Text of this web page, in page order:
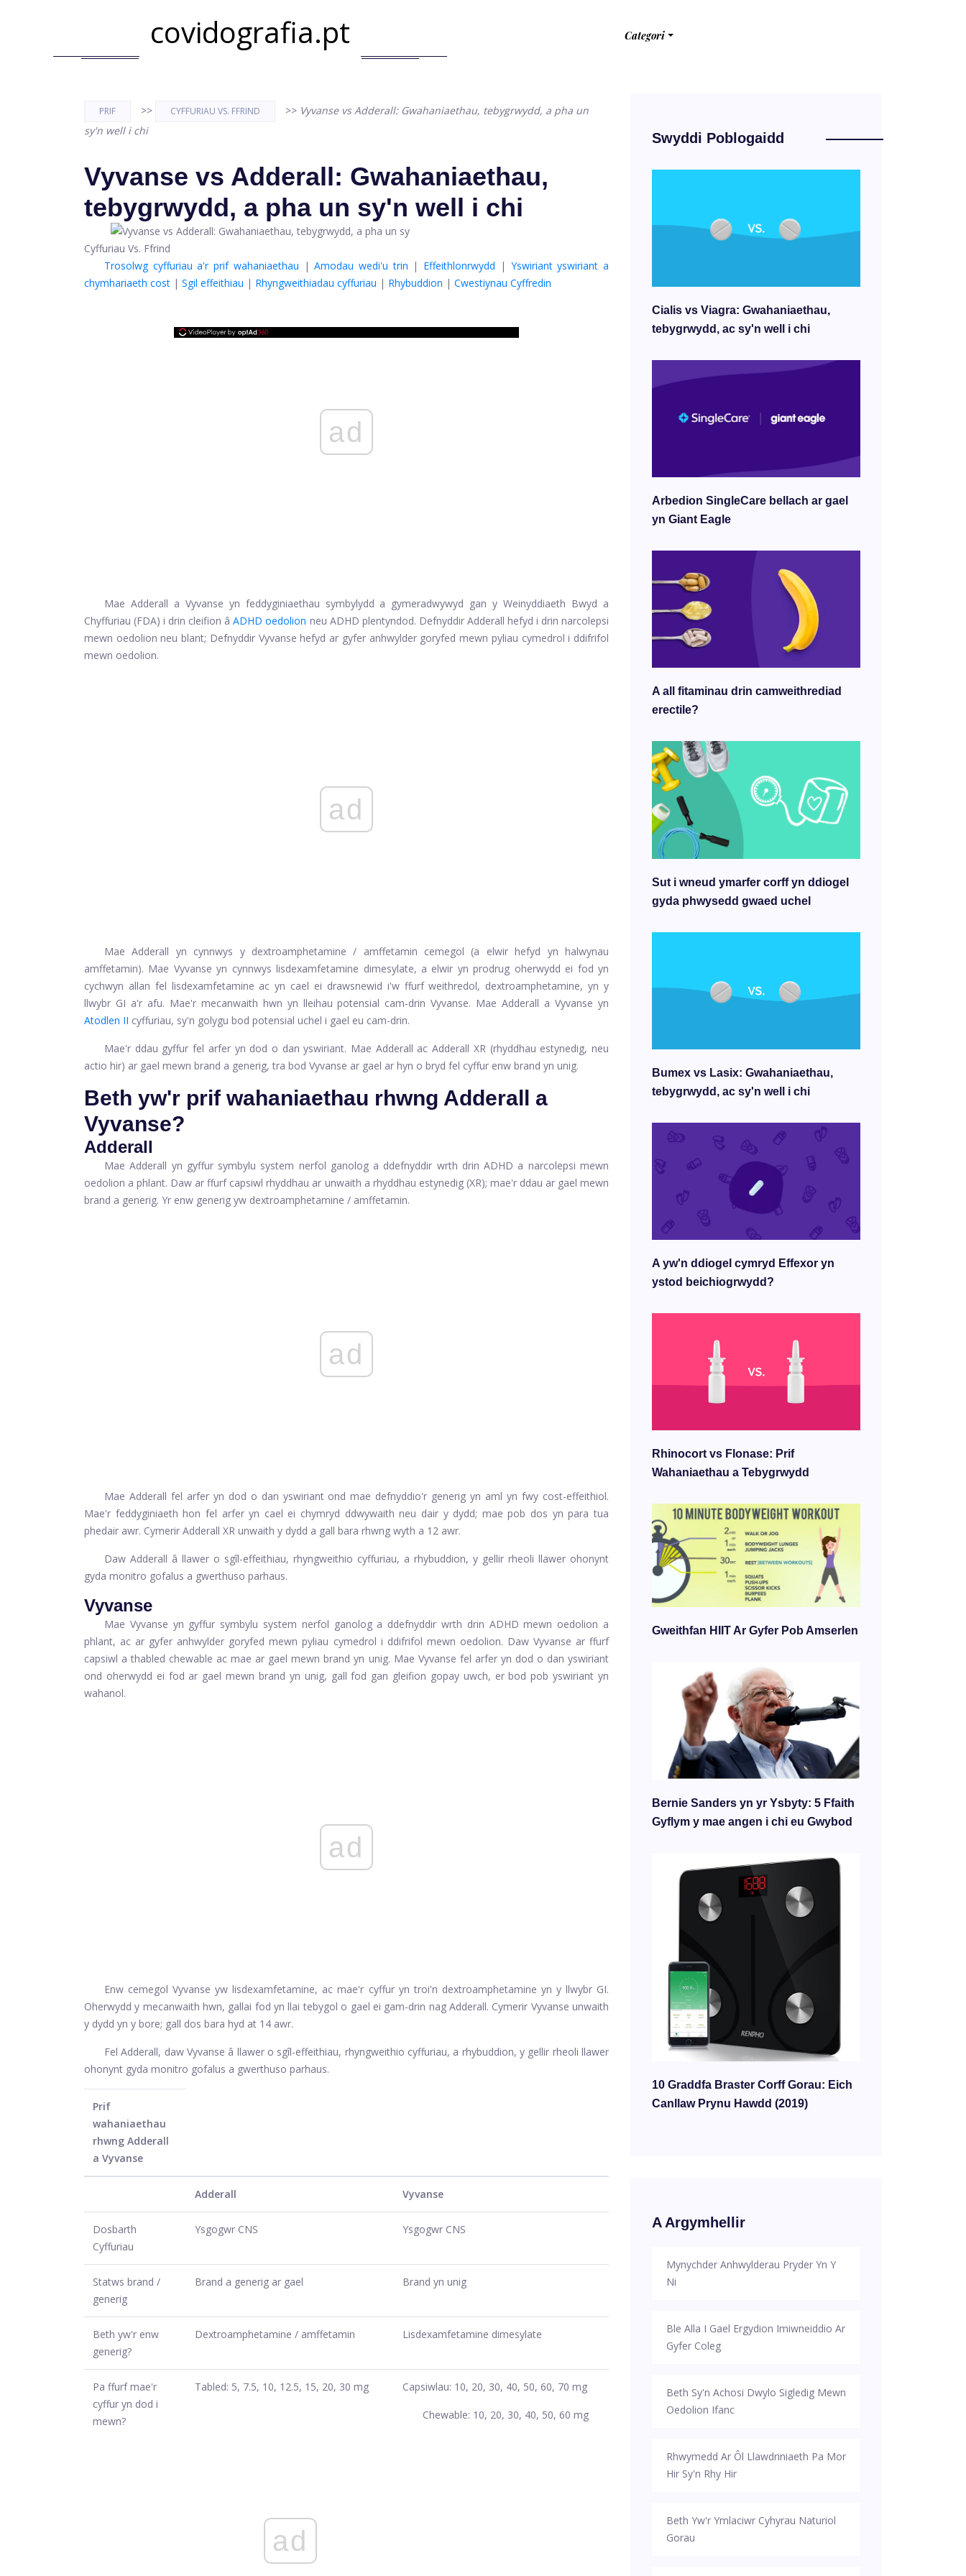
covidografia.pt Categori
PRIF >> CYFFURIAU VS. FFRIND >> Vyvanse vs Adderall: Gwahaniaethau, tebygrwydd, a pha un
sy'n well i chi
Vyvanse vs Adderall: Gwahaniaethau,
tebygrwydd, a pha un sy'n well i chi
Cyffuriau Vs. Ffrind
Trosolwg cyffuriau a'r prif wahaniaethau |Amodau wedi'u trin | Effeithlonrwydd | Yswiriant yswiriant a
chymhariaeth cost | Sgil effeithiau | Rhyngweithiadau cyffuriau | Rhybuddion | Cwestiynau Cyffredin
ad
Mae Adderall a Vyvanse yn feddyginiaethau symbylydd a gymeradwywyd gan y Weinyddiaeth Bwyd a
Chyffuriau (FDA) i drin cleifion âADHD oedolion neu ADHD plentyndod. Defnyddir Adderall hefyd i drin narcolepsi
mewn oedolion neu blant; Defnyddir Vyvanse hefyd ar gyfer anhwylder goryfed mewn pyliau cymedrol i ddifrifol
mewn oedolion.
ad
Mae Adderall yn cynnwys y dextroamphetamine / amffetamin cemegol (a elwir hefyd yn halwynau
amffetamin). Mae Vyvanse yn cynnwys lisdexamfetamine dimesylate, a elwir yn prodrug oherwydd ei fod yn
cychwyn allan fel lisdexamfetamine ac yn cael ei drawsnewid i'w ffurf weithredol, dextroamphetamine, yn y
llwybr GI a'r afu. Mae'r mecanwaith hwn yn lleihau potensial cam-drin Vyvanse. Mae Adderall a Vyvanse yn
Atodlen II cyffuriau, sy'n golygu bod potensial uchel i gael eu cam-drin.
Mae'r ddau gyffur fel arfer yn dod o dan yswiriant. Mae Adderall ac Adderall XR (rhyddhau estynedig, neu
actio hir) ar gael mewn brand a generig, tra bod Vyvanse ar gael ar hyn o bryd fel cyffur enw brand yn unig.
Beth yw'r prif wahaniaethau rhwng Adderall a
Vyvanse?
Adderall
Mae Adderall yn gyffur symbylu system nerfol ganolog a ddefnyddir wrth drin ADHD a narcolepsi mewn
oedolion a phlant. Daw ar ffurf capsiwl rhyddhau ar unwaith a rhyddhau estynedig (XR); mae'r ddau ar gael mewn
brand a generig. Yr enw generig yw dextroamphetamine / amffetamin.
ad
Mae Adderall fel arfer yn dod o dan yswiriant ond mae defnyddio'r generig yn aml yn fwy cost-effeithiol.
Mae'r feddyginiaeth hon fel arfer yn cael ei chymryd ddwywaith neu dair y dydd; mae pob dos yn para tua
phedair awr. Cymerir Adderall XR unwaith y dydd a gall bara rhwng wyth a 12 awr.
Daw Adderall â llawer o sgîl-effeithiau, rhyngweithio cyffuriau, a rhybuddion, y gellir rheoli llawer ohonynt
gyda monitro gofalus a gwerthuso parhaus.
Vyvanse
Mae Vyvanse yn gyffur symbylu system nerfol ganolog a ddefnyddir wrth drin ADHD mewn oedolion a
phlant, ac ar gyfer anhwylder goryfed mewn pyliau cymedrol i ddifrifol mewn oedolion. Daw Vyvanse ar ffurf
capsiwl a thabled chewable ac mae ar gael mewn brand yn unig. Mae Vyvanse fel arfer yn dod o dan yswiriant
ond oherwydd ei fod ar gael mewn brand yn unig, gall fod gan gleifion gopay uwch, er bod pob yswiriant yn
wahanol.
ad
Enw cemegol Vyvanse yw lisdexamfetamine, ac mae'r cyffur yn troi'n dextroamphetamine yn y llwybr GI.
Oherwydd y mecanwaith hwn, gallai fod yn llai tebygol o gael ei gam-drin nag Adderall. Cymerir Vyvanse unwaith
y dydd yn y bore; gall dos bara hyd at 14 awr.
Fel Adderall, daw Vyvanse â llawer o sgîl-effeithiau, rhyngweithio cyffuriau, a rhybuddion, y gellir rheoli llawer
ohonynt gyda monitro gofalus a gwerthuso parhaus.
Prif
wahaniaethau
rhwng Adderall
a Vyvanse
Adderall Vyvanse
Dosbarth
Cyffuriau
Ysgogwr CNS Ysgogwr CNS
Statws brand /
generig
Brand a generig ar gael Brand yn unig
Beth yw'r enw
generig?
Dextroamphetamine / amffetamin Lisdexamfetamine dimesylate
Pa ffurf mae'r
cyffur yn dod i
mewn?
Tabled: 5, 7.5, 10, 12.5, 15, 20, 30 mg
ad
Capsiwlau: 10, 20, 30, 40, 50, 60, 70 mg
Chewable: 10, 20, 30, 40, 50, 60 mg
Swyddi Poblogaidd
Cialis vs Viagra: Gwahaniaethau,
tebygrwydd, ac sy'n well i chi
Arbedion SingleCare bellach ar gael
yn Giant Eagle
A all fitaminau drin camweithrediad
erectile?
Sut i wneud ymarfer corff yn ddiogel
gyda phwysedd gwaed uchel
Bumex vs Lasix: Gwahaniaethau,
tebygrwydd, ac sy'n well i chi
A yw'n ddiogel cymryd Effexor yn
ystod beichiogrwydd?
Rhinocort vs Flonase: Prif
Wahaniaethau a Tebygrwydd
Gweithfan HIIT Ar Gyfer Pob Amserlen
Bernie Sanders yn yr Ysbyty: 5 Ffaith
Gyflym y mae angen i chi eu Gwybod
10 Graddfa Braster Corff Gorau: Eich
Canllaw Prynu Hawdd (2019)
A Argymhellir
Mynychder Anhwylderau Pryder Yn Y
Ni
Ble Alla I Gael Ergydion Imiwneiddio Ar
Gyfer Coleg
Beth Sy'n Achosi Dwylo Sigledig Mewn
Oedolion Ifanc
Rhwymedd Ar Ôl Llawdriniaeth Pa Mor
Hir Sy'n Rhy Hir
Beth Yw'r Ymlaciwr Cyhyrau Naturiol
Gorau